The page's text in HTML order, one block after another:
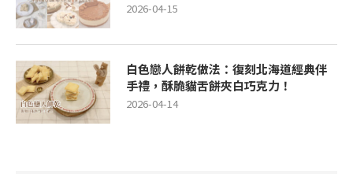
2026-04-15
白色戀人餅乾做法：復刻北海道經典伴
手禮，酥脆貓舌餅夾白巧克力！
2026-04-14